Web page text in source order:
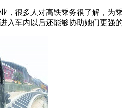
，很多人对高铁乘务很了解，
入车内以后还能够协助她们更